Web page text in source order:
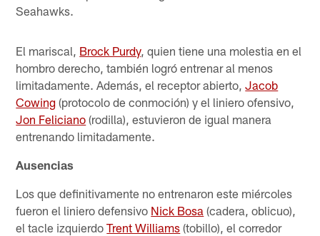
Seahawks.
El mariscal, Brock Purdy, quien tiene una molestia en el
hombro derecho, también logró entrenar al menos
limitadamente. Además, el receptor abierto,Jacob
Cowing (protocolo de conmoción) y el liniero ofensivo,
Jon Feliciano (rodilla), estuvieron de igual manera
entrenando limitadamente.
Ausencias
Los que definitivamente no entrenaron este miércoles
fueron el liniero defensivo Nick Bosa (cadera, oblicuo),
el tacle izquierdoTrent Williams (tobillo), el corredor